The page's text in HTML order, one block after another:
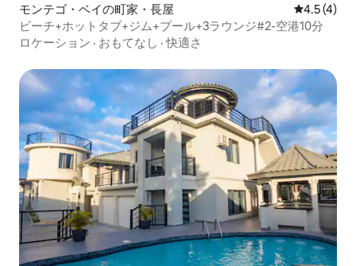
モンテゴ・ベイの町家・長屋 レビュー4
4.5 (4)
ビーチ+ホットタブ+ジム+プール+3ラウンジ#2-空港10分
ロケーション · おもてなし ·快適さ